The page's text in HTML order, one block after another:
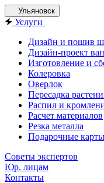
Ульяновск
Услуги
Дизайн и пошив
Дизайн-проект
Изготовление и
Колеровка
Оверлок
Пересадка
Распил и
Расчет материалов
Резка металла
Подарочные карты
Советы экспертов
Юр. лицам
Контакты